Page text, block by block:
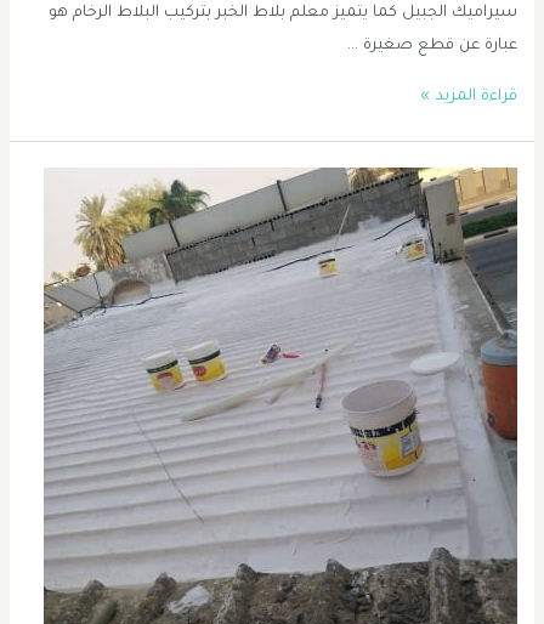
سيراميك الجبيل كما يتميز معلم بلاط الخبر بتركيب البلاط الرخام هو
عبارة عن قطع صغيرة …
معلم
القطيف
|
بلاط
في
الخبر
مبلط
سيراميك
الجبيل
0556331035
قراءة المزيد »